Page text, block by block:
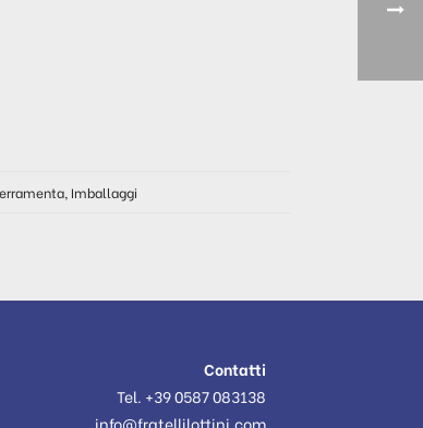
, Imballaggi
Contatti
Tel. +39 0587 083138
info@fratellilottini.com